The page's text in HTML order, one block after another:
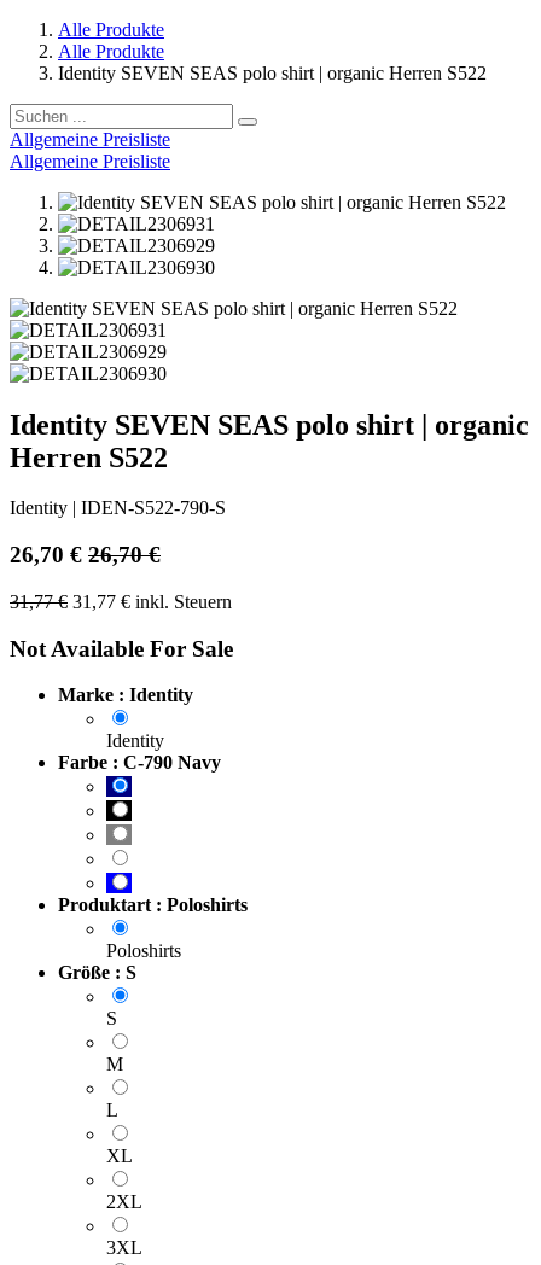
Alle Produkte
Alle Produkte
Identity SEVEN SEAS polo shirt | organic Herren S522
Allgemeine Preisliste
Allgemeine Preisliste
Identity SEVEN SEAS polo shirt | organic
Herren S522
Identity IDEN-S522-790-S
26,70 € 26,70€
31,77€ 31,77 € inkl. Steuern
Not Available For Sale
Marke : Identity
Identity
Farbe : C-790 Navy
Produktart : Poloshirts
Poloshirts
Größe : S
S
M
L
XL
2XL
3XL